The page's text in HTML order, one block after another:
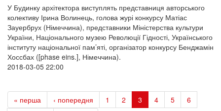
У Будинку архітектора виступлять представниця авторського
колективу Ірина Волинець, голова журі конкурсу Матіас
Зауербрух (Німеччина), представники Міністерства культури
України, Національного музею Революції Гідності, Українського
інституту національної пам’яті, організатор конкурсу Бенджамін
Хоссбах ([phase eins.], Німеччина).
2018-03-05 22:00
« перша ‹ попередня 1 2 3 4 5
6